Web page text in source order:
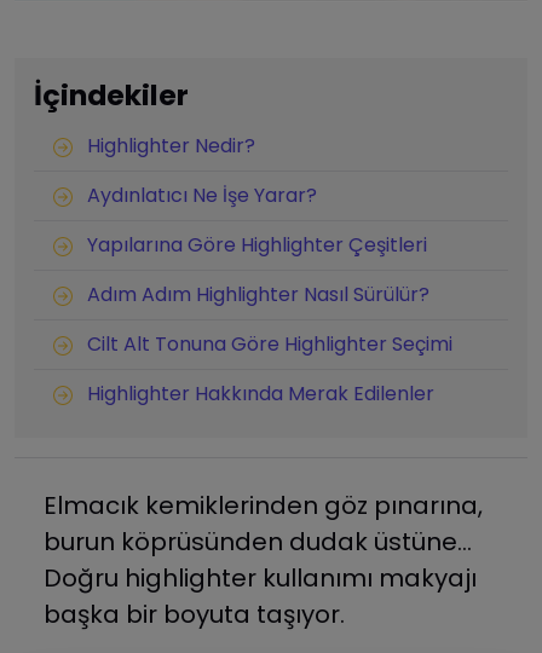
İçindekiler
Highlighter Nedir?
Aydınlatıcı Ne İşe Yarar?
Yapılarına Göre Highlighter Çeşitleri
Adım Adım Highlighter Nasıl Sürülür?
Cilt Alt Tonuna Göre Highlighter Seçimi
Highlighter Hakkında Merak Edilenler
Elmacık kemiklerinden göz pınarına,
burun köprüsünden dudak üstüne...
Doğru highlighter kullanımı makyajı
başka bir boyuta taşıyor.